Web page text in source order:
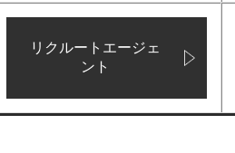
リクルートエージェ
ント